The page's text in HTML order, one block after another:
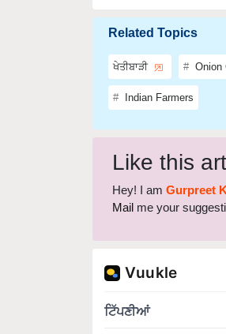
Indian Farmers
Like this
Hey! I am Gurpreet